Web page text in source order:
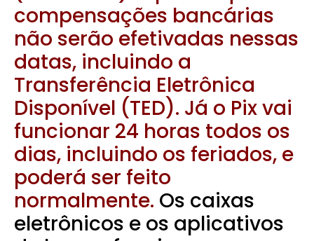
compensações bancárias
não serão efetivadas nessas
datas, incluindo a
Transferência Eletrônica
Disponível (TED). Já o Pix vai
funcionar 24 horas todos os
dias, incluindo os feriados, e
poderá ser feito
normalmente. Os caixas
eletrônicos e os aplicativos